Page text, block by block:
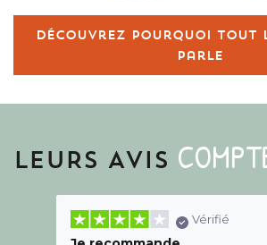
Découvrez pourquoi tout
parle
LEURS AVIS
Vérifié